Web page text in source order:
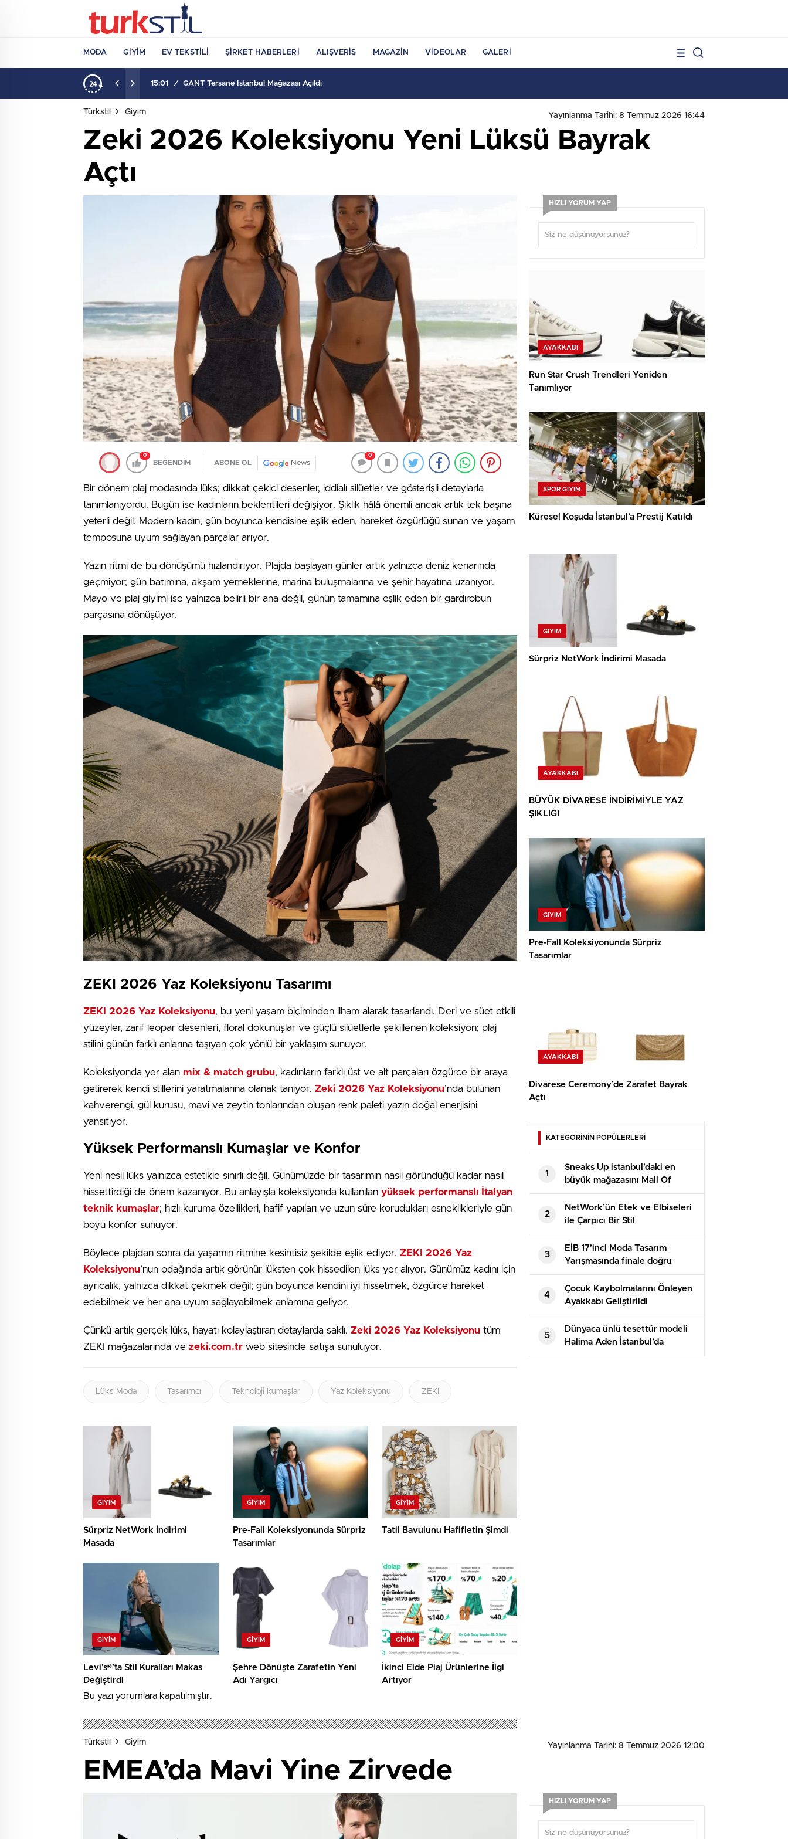
MODA GIYIM EV TEKSTILI ŞIRKET HABERLERI ALIŞVERIŞ MAGAZIN VIDEOLAR GALERI
15:01 / GANT Tersane İstanbul Mağazası Açıldı
Türkstil Giyim Yayınlanma Tarihi: 8 Temmuz 2026 16:44
Zeki 2026 Koleksiyonu Yeni Lüksü Bayrak
Açtı
0
BEĞENDİM ABONE OL News
0
Bir dönem plaj modasında lüks; dikkat çekici desenler, iddialı silüetler ve gösterişli detaylarla
tanımlanıyordu. Bugün ise kadınların beklentileri değişiyor. Şıklık hâlâ önemli ancak artık tek başına
yeterli değil. Modern kadın, gün boyunca kendisine eşlik eden, hareket özgürlüğü sunan ve yaşam
temposuna uyum sağlayan parçalar arıyor.
Yazın ritmi de bu dönüşümü hızlandırıyor. Plajda başlayan günler artık yalnızca deniz kenarında
geçmiyor; gün batımına, akşam yemeklerine, marina buluşmalarına ve şehir hayatına uzanıyor.
Mayo ve plaj giyimi ise yalnızca belirli bir ana değil, günün tamamına eşlik eden bir gardırobun
parçasına dönüşüyor.
ZEKI 2026 Yaz Koleksiyonu Tasarımı
ZEKI 2026 Yaz Koleksiyonu, bu yeni yaşam biçiminden ilham alarak tasarlandı. Deri ve süet etkili
yüzeyler, zarif leopar desenleri, floral dokunuşlar ve güçlü silüetlerle şekillenen koleksiyon; plaj
stilini günün farklı anlarına taşıyan çok yönlü bir yaklaşım sunuyor.
Koleksiyonda yer alan mix & match grubu, kadınların farklı üst ve alt parçaları özgürce bir araya
getirerek kendi stillerini yaratmalarına olanak tanıyor. Zeki 2026 Yaz Koleksiyonu’nda bulunan
kahverengi, gül kurusu, mavi ve zeytin tonlarından oluşan renk paleti yazın doğal enerjisini
yansıtıyor.
Yüksek Performanslı Kumaşlar ve Konfor
Yeni nesil lüks yalnızca estetikle sınırlı değil. Günümüzde bir tasarımın nasıl göründüğü kadar nasıl
hissettirdiği de önem kazanıyor. Bu anlayışla koleksiyonda kullanılan yüksek performanslı İtalyan
teknik kumaşlar; hızlı kuruma özellikleri, hafif yapıları ve uzun süre korudukları esneklikleriyle gün
boyu konfor sunuyor.
Böylece plajdan sonra da yaşamın ritmine kesintisiz şekilde eşlik ediyor. ZEKI 2026 Yaz
Koleksiyonu’nun odağında artık görünür lüksten çok hissedilen lüks yer alıyor. Günümüz kadını için
ayrıcalık, yalnızca dikkat çekmek değil; gün boyunca kendini iyi hissetmek, özgürce hareket
edebilmek ve her ana uyum sağlayabilmek anlamına geliyor.
Çünkü artık gerçek lüks, hayatı kolaylaştıran detaylarda saklı. Zeki 2026 Yaz Koleksiyonu tüm
ZEKI mağazalarında ve zeki.com.tr web sitesinde satışa sunuluyor.
Lüks Moda Tasarımcı Teknoloji kumaşlar Yaz Koleksiyonu ZEKI
GIYIM
Sürpriz NetWork İndirimi
Masada
GIYIM
Pre-Fall Koleksiyonunda Sürpriz
Tasarımlar
GIYIM
Tatil Bavulunu Hafifletin Şimdi
GIYIM
Levi’s®’ta Stil Kuralları Makas
Değiştirdi
GIYIM
Şehre Dönüşte Zarafetin Yeni
Adı Yargıcı
GIYIM
İkinci Elde Plaj Ürünlerine İlgi
Artıyor
Bu yazı yorumlara kapatılmıştır.
HIZLI YORUM YAP
AYAKKABI
Run Star Crush Trendleri Yeniden
Tanımlıyor
SPOR GIYIM
Küresel Koşuda İstanbul’a Prestij Katıldı
GIYIM
Sürpriz NetWork İndirimi Masada
AYAKKABI
BÜYÜK DİVARESE İNDİRİMİYLE YAZ
ŞIKLIĞI
GIYIM
Pre-Fall Koleksiyonunda Sürpriz
Tasarımlar
AYAKKABI
Divarese Ceremony’de Zarafet Bayrak
Açtı
KATEGORİNİN POPÜLERLERİ
1
Sneaks Up istanbul’daki en
büyük mağazasını Mall Of
İstanbul’da açtı
2
NetWork’ün Etek ve Elbiseleri
ile Çarpıcı Bir Stil
3
EİB 17’inci Moda Tasarım
Yarışmasında finale doğru
4
Çocuk Kaybolmalarını Önleyen
Ayakkabı Geliştirildi
5
Dünyaca ünlü tesettür modeli
Halima Aden İstanbul’da
podyuma çıktı
Türkstil Giyim Yayınlanma Tarihi: 8 Temmuz 2026 12:00
EMEA’da Mavi Yine Zirvede
HIZLI YORUM YAP